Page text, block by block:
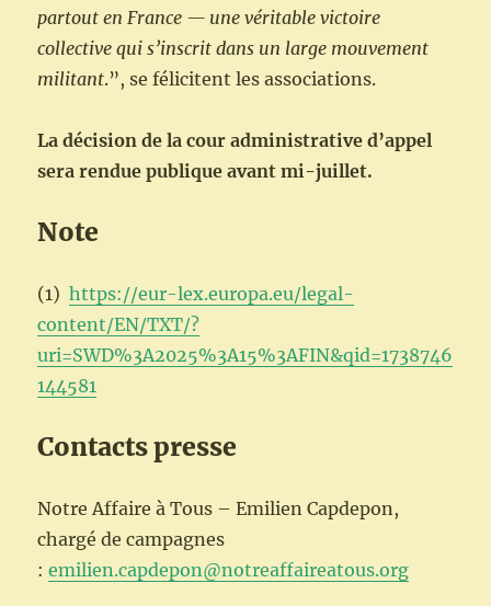
partout en France — une véritable victoire
collective qui s’inscrit dans un large mouvement
militant.”, se félicitent les associations.
La décision de la cour administrative d’appel
sera rendue publique avant mi-juillet.
Note
(1)https://eur-lex.europa.eu/legal-
content/EN/TXT/?
uri=SWD%3A2025%3A15%3AFIN&qid=1738746
144581
Contacts presse
Notre Affaire à Tous – Emilien Capdepon,
chargé de campagnes
:emilien.capdepon@notreaffaireatous.org